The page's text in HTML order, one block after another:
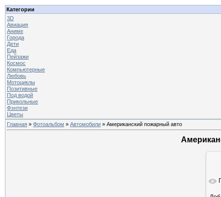
Категории
3D
Авиация
Аниме
Города
Дети
Еда
Пейзажи
Космос
Компьютерные
Любовь
Мотоциклы
Позитивные
Под водой
Прикольные
Фэнтези
Цветы
Главная » Фотоальбом » Автомобили » Американский пожарный авто